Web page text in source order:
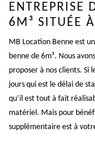
ENTREPRISE
6M³ SITUÉE
MB Location Benne est
benne de 6m³. Nous
proposer à nos clients. Si
jours qui est le délai de
qu’il est tout à fait
matériel. Mais pour
supplémentaire est à